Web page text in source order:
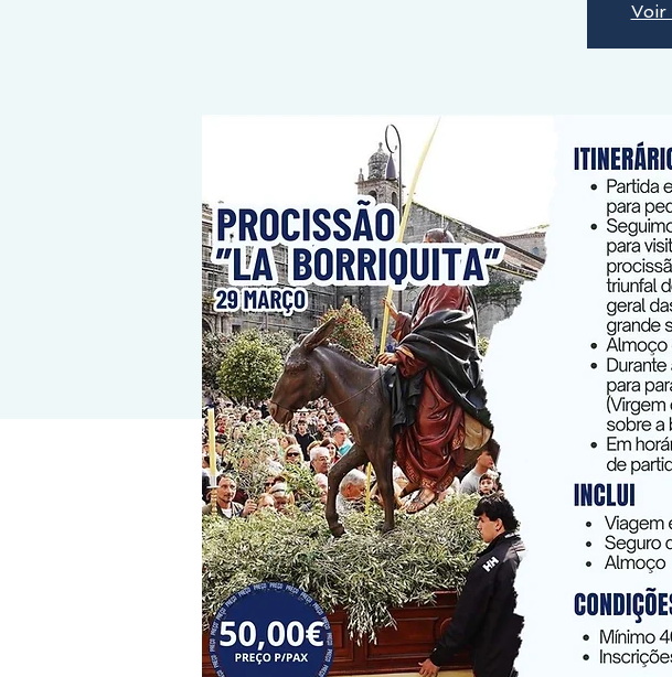
Voir